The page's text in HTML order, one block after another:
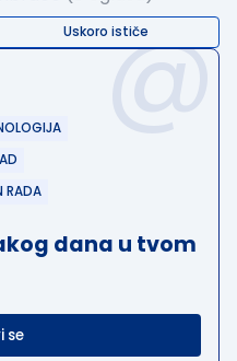
Uskoro ističe@
RADA
dana u tvom
se